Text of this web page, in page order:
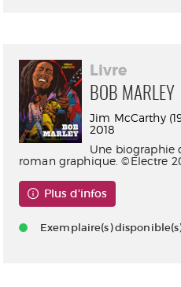
Livre
BOB MARLEY
Jim McCarthy
2018
Une biographie
roman graphique. ©Electre
Plus d'infos
Exemplaire(s)